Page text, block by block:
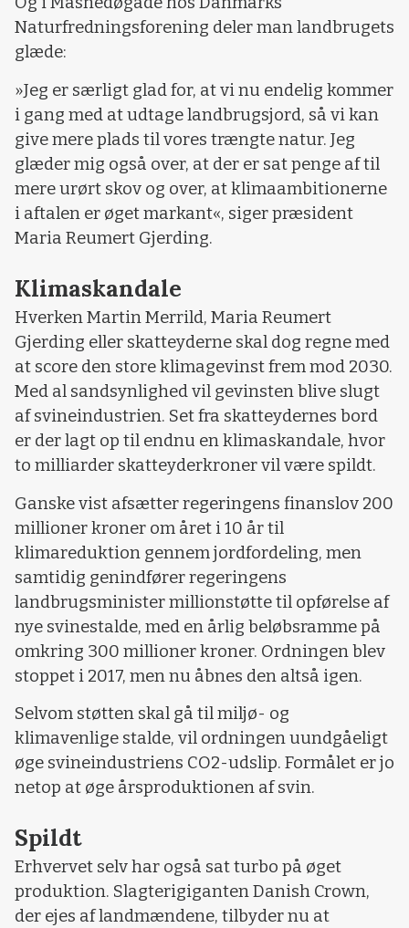
Naturfredningsforening deler man landbrugets
glæde:
»Jeg er særligt glad for, at vi nu endelig kommer
i gang med at udtage landbrugsjord, så vi kan
give mere plads til vores trængte natur. Jeg
glæder mig også over, at der er sat penge af til
mere urørt skov og over, at klimaambitionerne
i aftalen er øget markant«, siger præsident
Maria Reumert Gjerding.
Klimaskandale
Hverken Martin Merrild, Maria Reumert
Gjerding eller skatteyderne skal dog regne med
at score den store klimagevinst frem mod 2030.
Med al sandsynlighed vil gevinsten blive slugt
af svineindustrien. Set fra skatteydernes bord
er der lagt op til endnu en klimaskandale, hvor
to milliarder skatteyderkroner vil være spildt.
Ganske vist afsætter regeringens finanslov 200
millioner kroner om året i 10 år til
klimareduktion gennem jordfordeling, men
samtidig genindfører regeringens
landbrugsminister millionstøtte til opførelse af
nye svinestalde, med en årlig beløbsramme på
omkring 300 millioner kroner. Ordningen blev
stoppet i 2017, men nu åbnes den altså igen.
Selvom støtten skal gå til miljø- og
klimavenlige stalde, vil ordningen uundgåeligt
øge svineindustriens CO2-udslip. Formålet er jo
netop at øge årsproduktionen af svin.
Spildt
Erhvervet selv har også sat turbo på øget
produktion. Slagterigiganten Danish Crown,
der ejes af landmændene, tilbyder nu at